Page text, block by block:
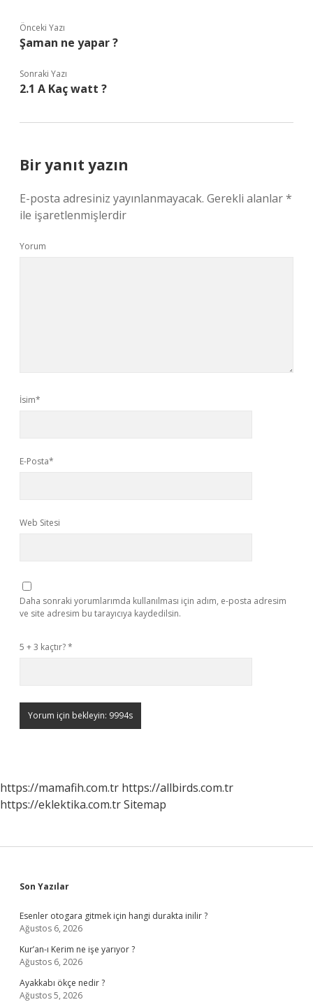
Önceki Yazı
Şaman ne yapar ?
Sonraki Yazı
2.1 A Kaç watt ?
Bir yanıt yazın
E-posta adresiniz yayınlanmayacak. Gerekli alanlar*
ile işaretlenmişlerdir
Yorum
İsim*
E-Posta*
Web Sitesi
Daha sonraki yorumlarımda kullanılması için adım, e-posta adresim
ve site adresim bu tarayıcıya kaydedilsin.
5 + 3 kaçtır?*
https://mamafih.com.tr https://allbirds.com.tr
https://eklektika.com.trSitemap
Sidebar
Son Yazılar
Esenler otogara gitmek için hangi durakta inilir ?
Ağustos 6, 2026
Kur’an-ı Kerim ne işe yarıyor ?
Ağustos 6, 2026
Ayakkabı ökçe nedir ?
Ağustos 5, 2026